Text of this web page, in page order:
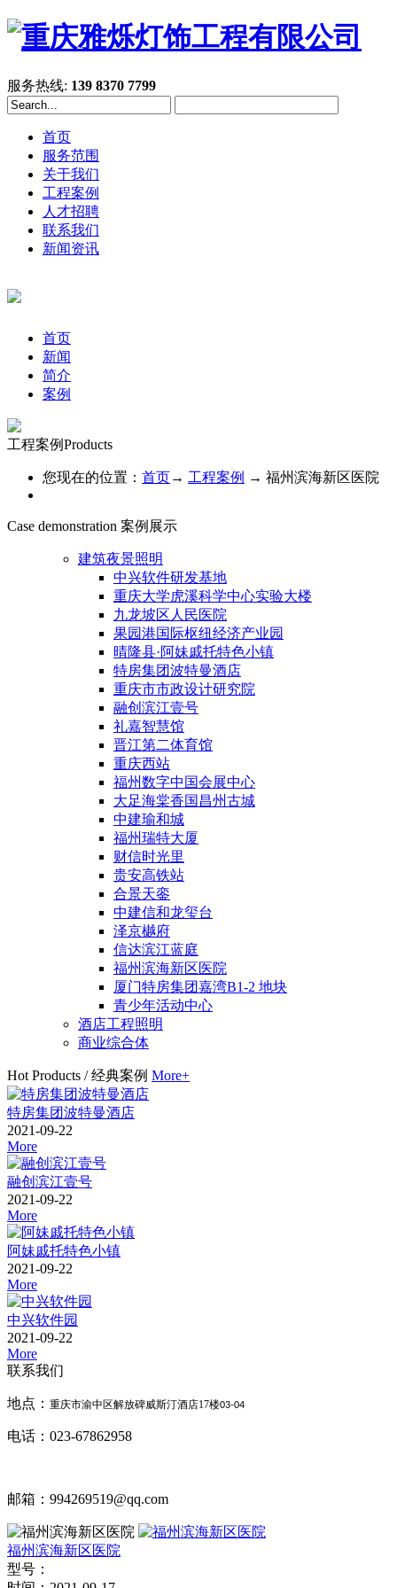
服务热线: 139 8370 7799
首页
服务范围
关于我们
工程案例
人才招聘
联系我们
新闻资讯
首页
新闻
简介
案例
工程案例Products
您现在的位置： 首页→ 工程案例 → 福州滨海新区医院
Case demonstration 案例展示
建筑夜景照明
中兴软件研发基地
重庆大学虎溪科学中心实验大楼
九龙坡区人民医院
果园港国际枢纽经济产业园
晴隆县·阿妹戚托特色小镇
特房集团波特曼酒店
重庆市市政设计研究院
融创滨江壹号
礼嘉智慧馆
晋江第二体育馆
重庆西站
福州数字中国会展中心
大足海棠香国昌州古城
中建瑜和城
福州瑞特大厦
财信时光里
贵安高铁站
合景天銮
中建信和龙玺台
泽京樾府
信达滨江蓝庭
福州滨海新区医院
厦门特房集团嘉湾B1-2 地块
青少年活动中心
酒店工程照明
商业综合体
Hot Products / 经典案例 More+
特房集团波特曼酒店
2021-09-22
More
融创滨江壹号
2021-09-22
More
阿妹戚托特色小镇
2021-09-22
More
中兴软件园
2021-09-22
More
联系我们
地点： 重庆市渝中区解放碑威斯汀酒店17楼03-04
电话：023-67862958
邮箱：994269519@qq.com
福州滨海新区医院
型号：